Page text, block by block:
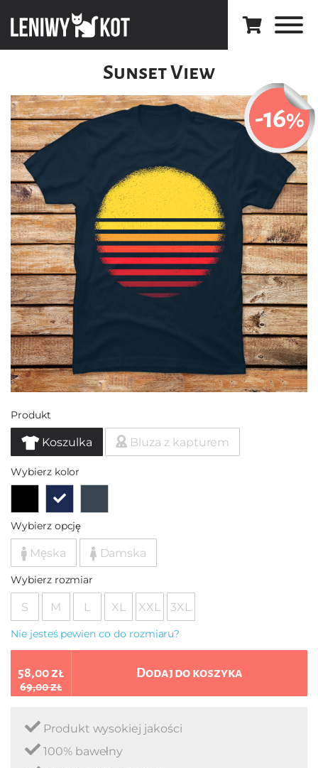
Sunset View
-16%
Produkt
Koszulka Bluza z kapturem
Wybierz kolor
Wybierz opcję
Męska Damska
Wybierz rozmiar
S M L XL XXL 3XL
Nie jesteś pewien co do rozmiaru?
58,00 zł
69,00 zł
Dodaj do koszyka
Produkt wysokiej jakości
100% bawełny